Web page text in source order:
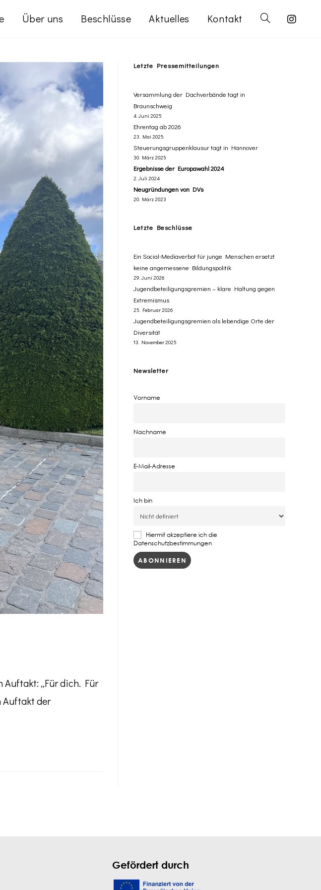
Über uns Beschlüsse Aktuelles Kontakt
„Für dich. Für
Auftakt der
Letzte Pressemitteilungen
Versammlung der Dachverbände tagt in
Braunschweig
4. Juni 2025
Ehrentag ab 2026
23. Mai 2025
Steuerungsgruppenklausur tagt in Hannover
30. März 2025
Ergebnisse der Europawahl 2024
2. Juli 2024
Neugründungen von DVs
20. März 2023
Letzte Beschlüsse
​Ein Social-Mediaverbot für junge Menschen ersetzt ​
keine angemessene Bildungspolitik
29. Juni 2026
Jugendbeteiligungsgremien – klare Haltung gegen
Extremismus
25. Februar 2026
Jugendbeteiligungsgremien als lebendige Orte der
Diversität
13. November 2025
Newsletter
Vorname
Nachname
E-Mail-Adresse
Ich bin
Hiermit akzeptiere ich die
Datenschutzbestimmungen
Gefördert durch